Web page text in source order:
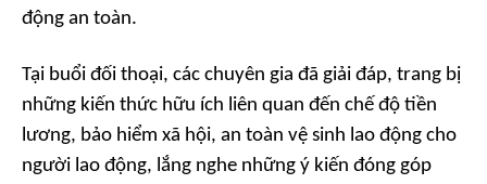
động an toàn.
Tại buổi đối thoại, các chuyên gia đã giải đáp, trang bị
những kiến thức hữu ích liên quan đến chế độ tiền
lương, bảo hiểm xã hội, an toàn vệ sinh lao động cho
người lao động, lắng nghe những ý kiến đóng góp